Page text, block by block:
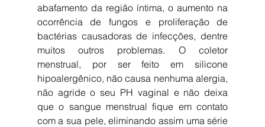
abafamento da região íntima, o aumento na
ocorrência de fungos e proliferação de
bactérias causadoras de infecções, dentre
muitos outros problemas. O coletor
menstrual, por ser feito em silicone
hipoalergênico, não causa nenhuma alergia,
não agride o seu PH vaginal e não deixa
que o sangue menstrual fique em contato
com a sua pele, eliminando assim uma série